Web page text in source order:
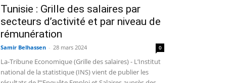
Tunisie : Grille des salaires par
secteurs d’activité et par niveau de
rémunération
Samir Belhassen - 28 mars 2024 0
La-Tribune Economique (Grille des salaires) - L’Institut
national de la statistique (INS) vient de publier les